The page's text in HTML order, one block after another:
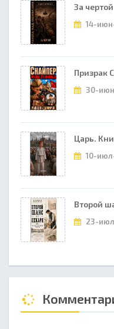
За чертой
14-
Призрак
30-
Царь.
10-
Второй
23-